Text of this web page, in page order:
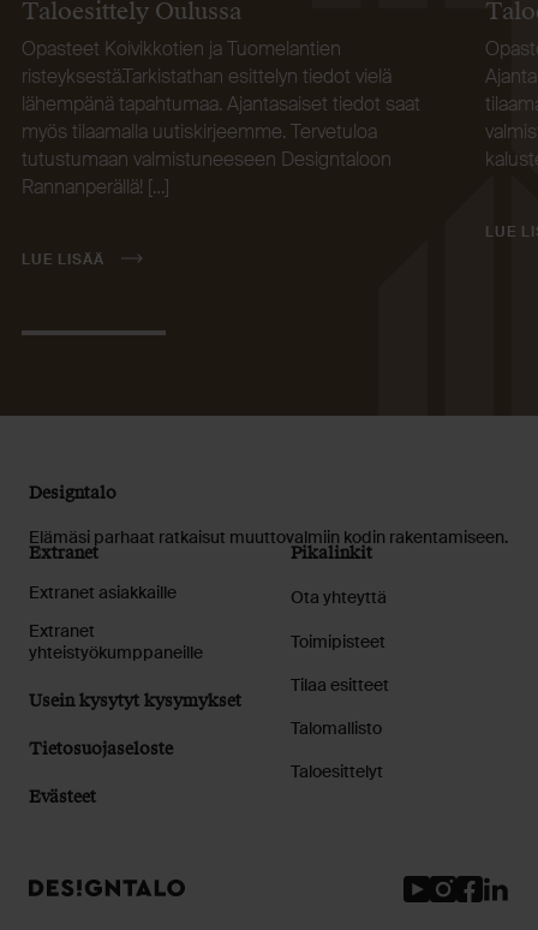
Taloesittely Oulussa
Opasteet Koivikkotien ja Tuomelantien
risteyksestä.Tarkistathan esittelyn tiedot vielä
lähempänä tapahtumaa. Ajantasaiset tiedot saat
myös tilaamalla uutiskirjeemme. Tervetuloa
tutustumaan valmistuneeseen Designtaloon
Rannanperällä! […]
LUE LISÄÄ
LUE
Designtalo
Elämäsi parhaat ratkaisut muuttovalmiin kodin rakentamiseen.
Extranet
Extranet asiakkaille
Extranet
yhteistyökumppaneille
Usein kysytyt kysymykset
Tietosuojaseloste
Evästeet
Pikalinkit
Ota yhteyttä
Toimipisteet
Tilaa esitteet
Talomallisto
Taloesittelyt
Youtube
Instagram
Facebook